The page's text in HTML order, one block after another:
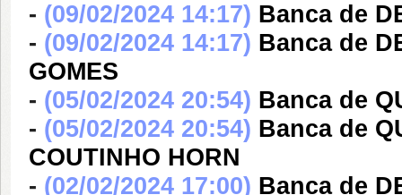
- (09/02/2024 14:17) Banca de
- (09/02/2024 14:17) Banca de
GOMES
- (05/02/2024 20:54) Banca de
- (05/02/2024 20:54) Banca de
COUTINHO HORN
- (02/02/2024 17:00) Banca de